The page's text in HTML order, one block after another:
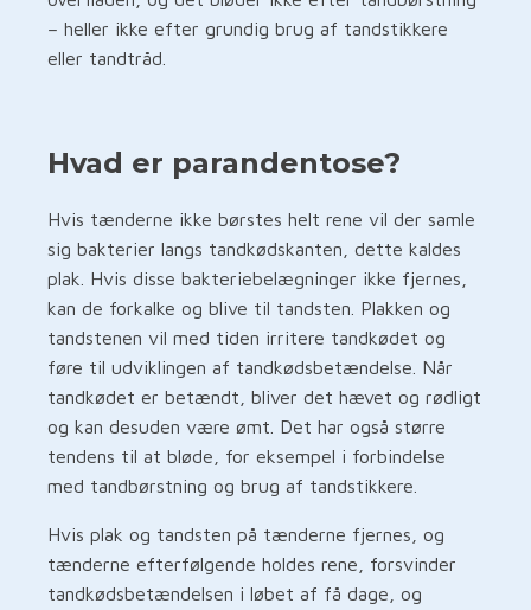
– heller ikke efter grundig brug af tandstikkere
eller tandtråd.
Hvad er parandentose?
Hvis tænderne ikke børstes helt rene vil der samle
sig bakterier langs tandkødskanten, dette kaldes
plak. Hvis disse bakteriebelægninger ikke fjernes,
kan de forkalke og blive til tandsten. Plakken og
tandstenen vil med tiden irritere tandkødet og
føre til udviklingen af tandkødsbetændelse. Når
tandkødet er betændt, bliver det hævet og rødligt
og kan desuden være ømt. Det har også større
tendens til at bløde, for eksempel i forbindelse
med tandbørstning og brug af tandstikkere.
Hvis plak og tandsten på tænderne fjernes, og
tænderne efterfølgende holdes rene, forsvinder
tandkødsbetændelsen i løbet af få dage, og